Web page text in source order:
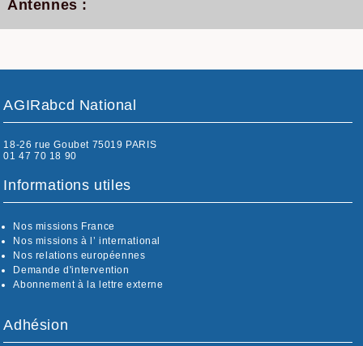
Antennes :
AGIRabcd National
18-26 rue Goubet 75019 PARIS
01 47 70 18 90
Informations utiles
Nos missions France
Nos missions à l’ international
Nos relations européennes
Demande d'intervention
Abonnement à la lettre externe
Adhésion